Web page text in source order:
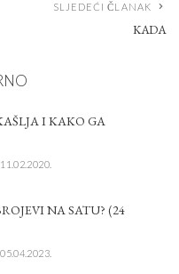
SLJEDEĆI ČLANAK
KADA
I KAKO GA
NA SATU? (24